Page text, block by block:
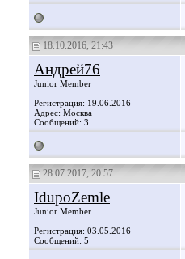
18.10.2016, 21:43
Андрей76
Junior Member
Регистрация: 19.06.2016
Адрес: Москва
Сообщений: 3
28.07.2017, 20:57
IdupoZemle
Junior Member
Регистрация: 03.05.2016
Сообщений: 5